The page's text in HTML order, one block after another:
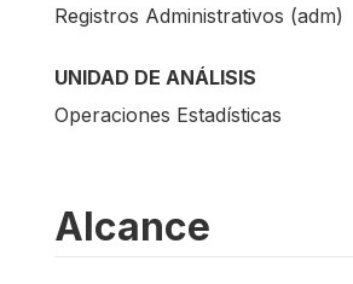
Registros Administrativos (adm)
UNIDAD DE ANÁLISIS
Operaciones Estadísticas
Alcance